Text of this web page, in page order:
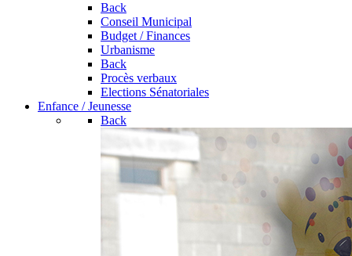
Back
Conseil Municipal
Budget / Finances
Urbanisme
Back
Procès verbaux
Elections Sénatoriales
Enfance / Jeunesse
Back